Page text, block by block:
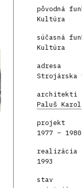
pôvodná
Kultúra
súčasná
Kultúra
adresa
Strojárska
architekti
Paluš Karol
projekt
1977 – 1980
realizácia
1993
stav